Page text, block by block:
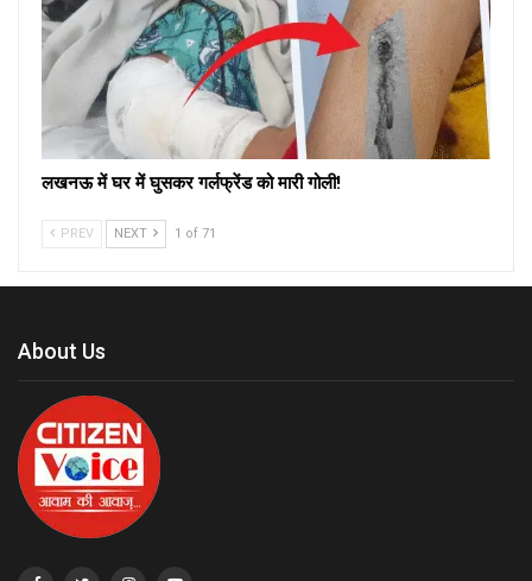
लखनऊ में घर में घुसकर गर्लफ्रेंड को मारी गोली!
PREV NEXT 1 of 71
About Us